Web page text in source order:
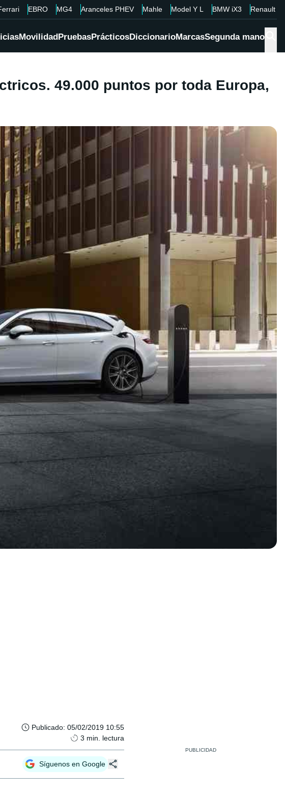
EBRO MG4 Aranceles PHEV Mahle Model Y L BMW iX3 Renault
MovilidadPruebasPrácticosDiccionarioMarcasSegunda mano
49.000 puntos por toda Europa,
Publicado: 05/02/2019 10:55
3 min. lectura
Síguenos en Google